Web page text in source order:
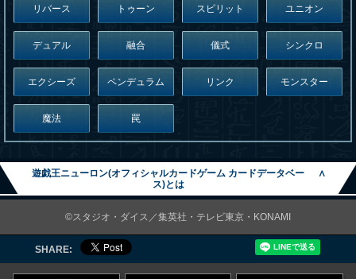
リバース トゥーン スピリット ユニオン
デュアル 融合 儀式 シンクロ
エクシーズ ペンデュラム リンク モンスター
魔法 罠
遊戯王ニューロン(オフィシャルカードゲーム カードデータベー
ス)とは
∧
©スタジオ・ダイス／集英社・テレビ東京・KONAMI
SHARE: